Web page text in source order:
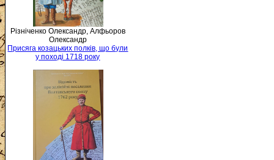
Різніченко Олександр, Алфьоров
Олександр
Присяга козацьких полків, що були
у поході 1718 року